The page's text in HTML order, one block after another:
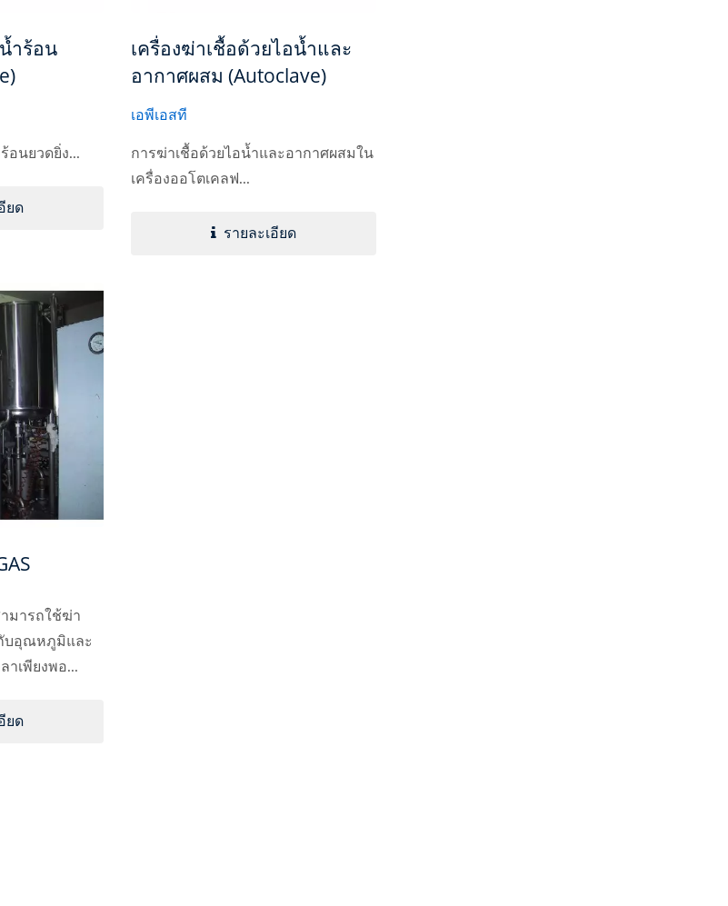
ำร้อน
อนยวดยิ่ง...
ยด
เครื่องฆ่าเชื้อด้วยไอน้ำและ
อากาศผสม (Autoclave)
เอพีเอสที
การฆ่าเชื้อด้วยไอน้ำและอากาศผสมใน
เครื่องออโตเคลฟ...
รายละเอียด
ามารถใช้ฆ่า
บอุณหภูมิและ
าเพียงพอ...
ยด